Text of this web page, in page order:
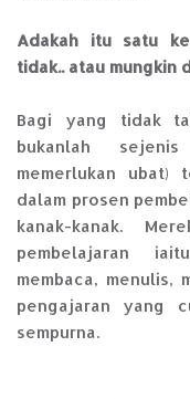
Adakah itu satu
tidak.. atau mungkin
Bagi yang tidak
bukanlah
memerlukan ubat)
dalam prosen
kanak-kanak.
pembelajaran
membaca, menulis,
pengajaran yang
sempurna.